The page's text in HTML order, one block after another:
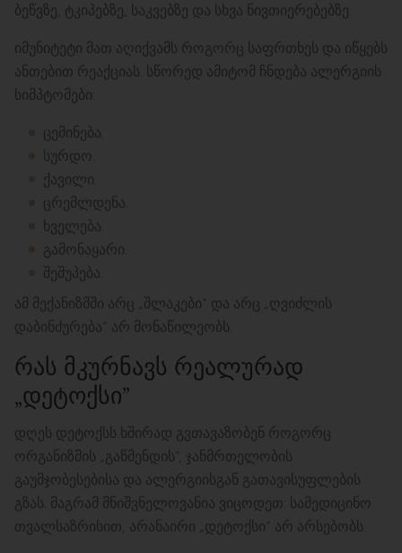
ბეწვზე, ტკიპებზე, საკვებზე და სხვა ნივთიერებებზე.
იმუნიტეტი მათ აღიქვამს როგორც საფრთხეს და იწყებს
ანთებით რეაქციას. სწორედ ამიტომ ჩნდება ალერგიის
სიმპტომები:
ცემინება.
სურდო.
ქავილი.
ცრემლდენა.
ხველება.
გამონაყარი.
შეშუპება.
ამ მექანიზმში არც „შლაკები” და არც „ღვიძლის
დაბინძურება” არ მონაწილეობს.
ᲠᲐᲡ ᲛᲙᲣᲠᲜᲐᲕᲡ ᲠᲔᲐᲚᲣᲠᲐᲓ
„ᲓᲔᲢᲝᲥᲡᲘ”
დღეს დეტოქსს ხშირად გვთავაზობენ როგორც
ორგანიზმის „გაწმენდის”, ჯანმრთელობის
გაუმჯობესებისა და ალერგიისგან გათავისუფლების
გზას. მაგრამ მნიშვნელოვანია ვიცოდეთ: სამედიცინო
თვალსაზრისით, არანაირი „დეტოქსი” არ არსებობს.